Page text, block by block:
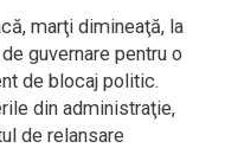
marţi dimineaţă, la
guvernare pentru o
de blocaj politic.
din administraţie,
de relansare